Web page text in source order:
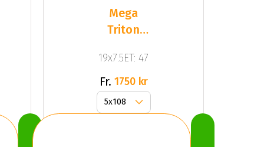
Mega
Triton
Silver
19x7.5ET: 47
Fr. 1750 kr